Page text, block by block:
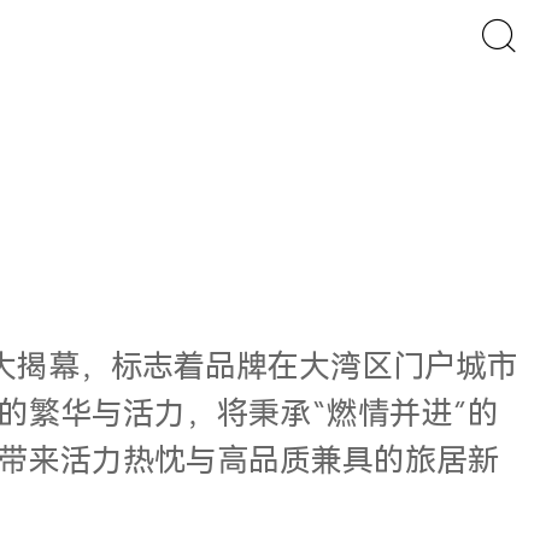
幕，标志着品牌在大湾区门户城市
繁华与活力，将秉承“燃情并进”的
来活力热忱与高品质兼具的旅居新